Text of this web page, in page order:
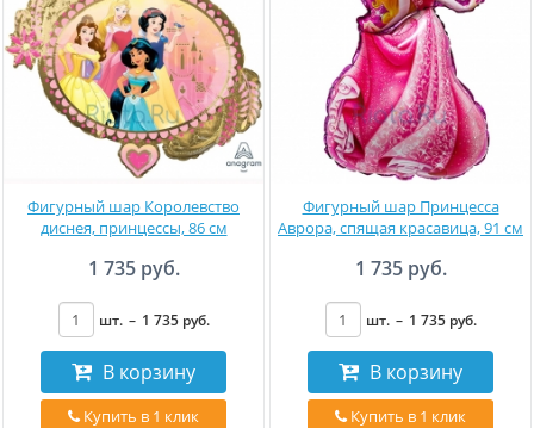
Фигурный шар Королевство
диснея, принцессы, 86 см
1 735 руб.
шт. – 1 735 руб.
В корзину
Купить в 1 клик
Фигурный шар Принцесса
Аврора, спящая красавица, 91 см
1 735 руб.
шт. – 1 735 руб.
В корзину
Купить в 1 клик